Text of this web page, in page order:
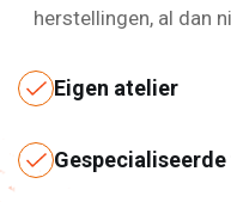
herstellingen, al dan
Eigen atelier